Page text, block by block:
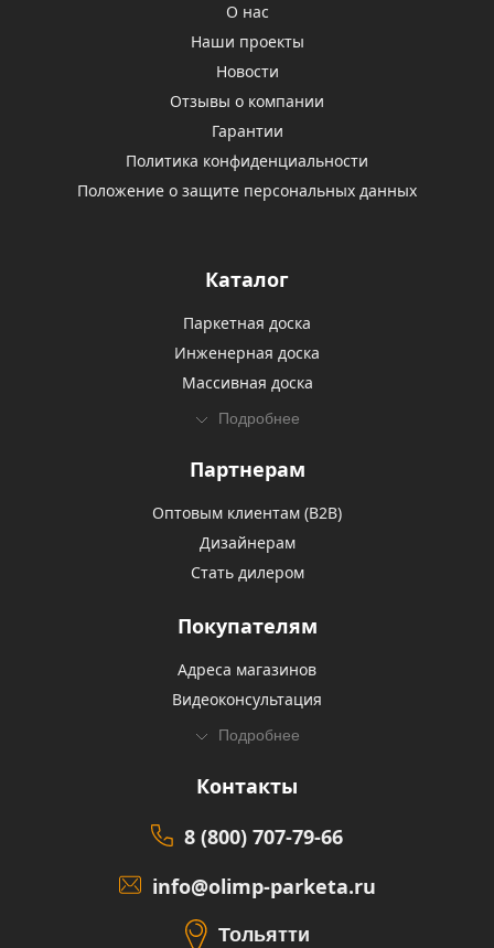
О нас
Наши проекты
Новости
Отзывы о компании
Гарантии
Политика конфиденциальности
Положение о защите персональных данных
Каталог
Паркетная доска
Инженерная доска
Массивная доска
Подробнее
Партнерам
Оптовым клиентам (В2В)
Дизайнерам
Стать дилером
Покупателям
Адреса магазинов
Видеоконсультация
Подробнее
Контакты
8 (800) 707-79-66
info@olimp-parketa.ru
Тольятти